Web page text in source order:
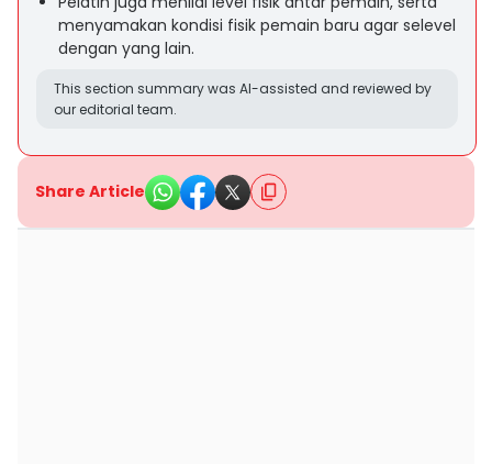
menyamakan kondisi fisik pemain baru agar selevel
dengan yang lain.
This section summary was AI-assisted and reviewed by
our editorial team.
Share Article